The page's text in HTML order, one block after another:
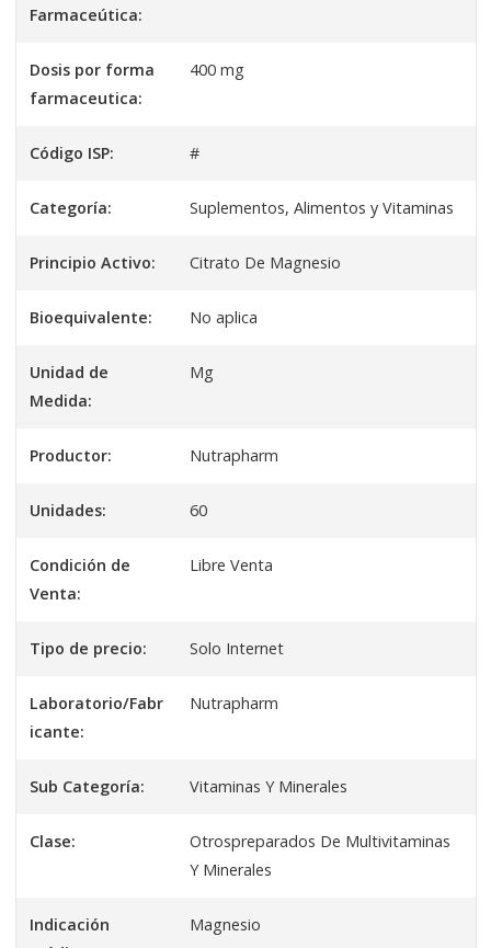
Farmaceútica:
Dosis por forma
farmaceutica:
400 mg
Código ISP: #
Categoría: Suplementos, Alimentos y Vitaminas
Principio Activo: Citrato De Magnesio
Bioequivalente: No aplica
Unidad de
Medida:
Mg
Productor: Nutrapharm
Unidades: 60
Condición de
Venta:
Libre Venta
Tipo de precio: Solo Internet
Laboratorio/Fabr
icante:
Nutrapharm
Sub Categoría: Vitaminas Y Minerales
Clase:
Otrospreparados De Multivitaminas
Y Minerales
Indicación
Magnesio